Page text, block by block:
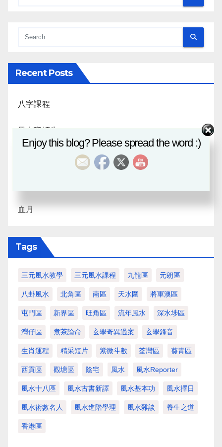
Recent Posts
八字課程
風水班招生
血月
Tags
三元風水教學 三元風水課程 九龍區 元朗區
八卦風水 北角區 南區 天水圍 將軍澳區
屯門區 新界區 旺角區 流年風水 深水埗區
灣仔區 煮茶論命 玄學奇異過案 玄學錄音
生肖運程 精采短片 紫微斗數 荃灣區 葵青區
西貢區 觀塘區 陰宅 風水 風水Reporter
風水十八區 風水古書新譯 風水基本功 風水擇日
風水術數名人 風水進階學理 風水雜談 養生之道
香港區
Enjoy this blog? Please spread the word :)